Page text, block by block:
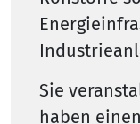
Sie
haben